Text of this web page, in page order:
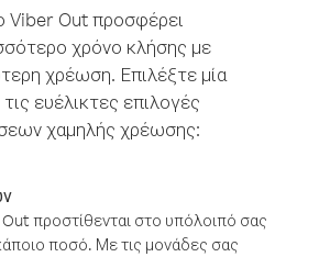
Viber Out προσφέρει
χρόνο κλήσης με
χρέωση. Επιλέξτε μία
ευέλικτες επιλογές
χαμηλής χρέωσης:
προστίθενται στο υπόλοιπό σας
ποσό. Με τις μονάδες σας